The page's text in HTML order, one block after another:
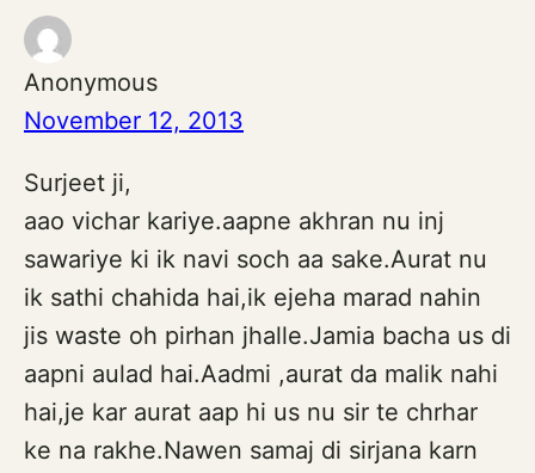
Anonymous
November 12, 2013
Surjeet ji,
aao vichar kariye.aapne akhran nu inj
sawariye ki ik navi soch aa sake.Aurat nu
ik sathi chahida hai,ik ejeha marad nahin
jis waste oh pirhan jhalle.Jamia bacha us di
aapni aulad hai.Aadmi ,aurat da malik nahi
hai,je kar aurat aap hi us nu sir te chrhar
ke na rakhe.Nawen samaj di sirjana karn